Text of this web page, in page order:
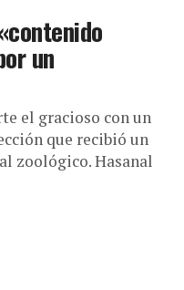
un
el gracioso con un
que recibió un
zoológico. Hasanal